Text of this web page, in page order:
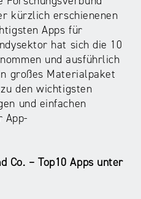
kürzlich erschienenen
Apps für
hat sich die 10
und ausführlich
großes Materialpaket
den wichtigsten
und einfachen
App-
Co. – Top10 Apps unter